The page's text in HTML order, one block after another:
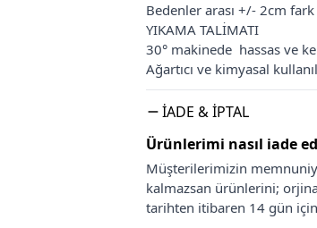
Bedenler arası +/- 2cm fark
YIKAMA TALİMATI
30° makinede hassas ve
Ağartıcı ve kimyasal
İADE & İPTAL
Ürünlerimi nasıl iade
Müşterilerimizin
kalmazsan ürünlerini;
tarihten itibaren 14 gün